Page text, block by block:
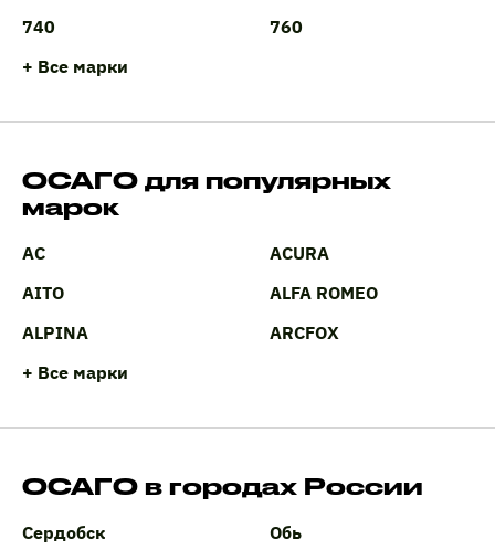
740
760
+ Все марки
ОСАГО для популярных
марок
AC
ACURA
AITO
ALFA ROMEO
ALPINA
ARCFOX
+ Все марки
ОСАГО в городах России
Сердобск
Обь